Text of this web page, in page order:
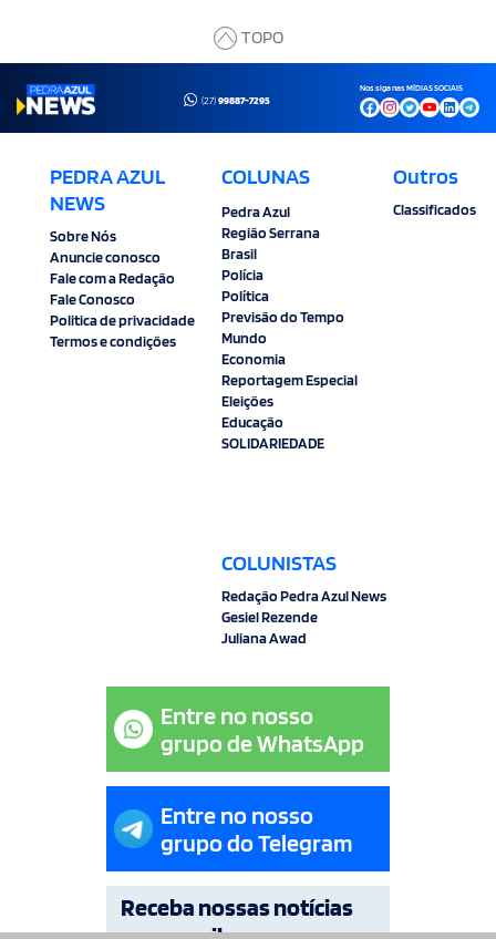
TOPO
(27)99887-7295
Nos siga nas MÍDIAS SOCIAIS
PEDRA AZUL
NEWS
Sobre Nós
Anuncie conosco
Fale com a Redação
Fale Conosco
Politica de privacidade
Termos e condições
COLUNAS
Pedra Azul
Região Serrana
Brasil
Polícia
Política
Previsão do Tempo
Mundo
Economia
Reportagem Especial
Eleições
Educação
SOLIDARIEDADE
COLUNISTAS
Redação Pedra Azul News
Gesiel Rezende
Juliana Awad
Outros
Classificados
Entre no nosso
grupo de WhatsApp
Entre no nosso
grupo do Telegram
Receba nossas notícias